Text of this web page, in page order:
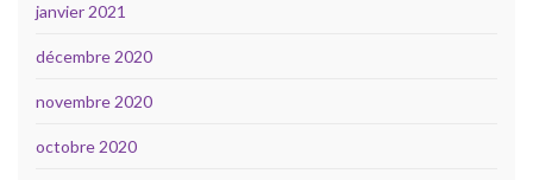
janvier 2021
décembre 2020
novembre 2020
octobre 2020